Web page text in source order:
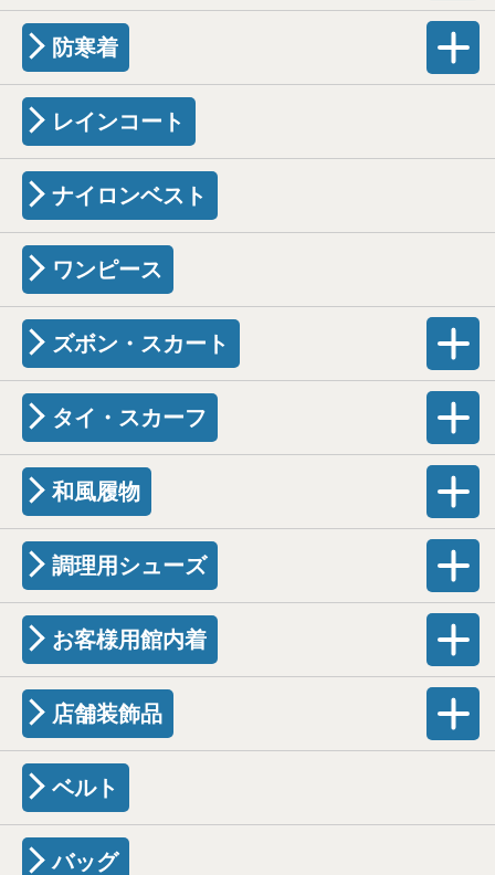
防寒着
レインコート
ナイロンベスト
ワンピース
ズボン・スカート
タイ・スカーフ
和風履物
調理用シューズ
お客様用館内着
店舗装飾品
ベルト
バッグ